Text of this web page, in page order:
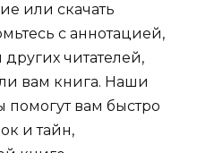
или скачать
с аннотацией,
читателей,
вам книга. Наши
помогут вам быстро
и тайн,